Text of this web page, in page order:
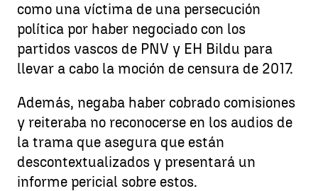
como una víctima de una persecución
política por haber negociado con los
partidos vascos de PNV y EH Bildu para
llevar a cabo la moción de censura de 2017.
Además, negaba haber cobrado comisiones
y reiteraba no reconocerse en los audios de
la trama que asegura que están
descontextualizados y presentará un
informe pericial sobre estos.